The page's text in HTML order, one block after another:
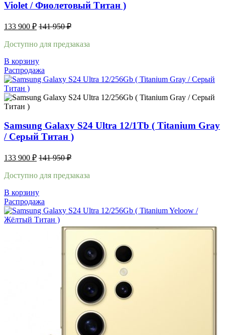
Violet / Фиолетовый Титан )
133 900 ₽ 141 950₽
Доступно для предзаказа
В корзину
Распродажа
Samsung Galaxy S24 Ultra 12/1Tb ( Titanium Gray
/ Cерый Титан )
133 900 ₽ 141 950₽
Доступно для предзаказа
В корзину
Распродажа